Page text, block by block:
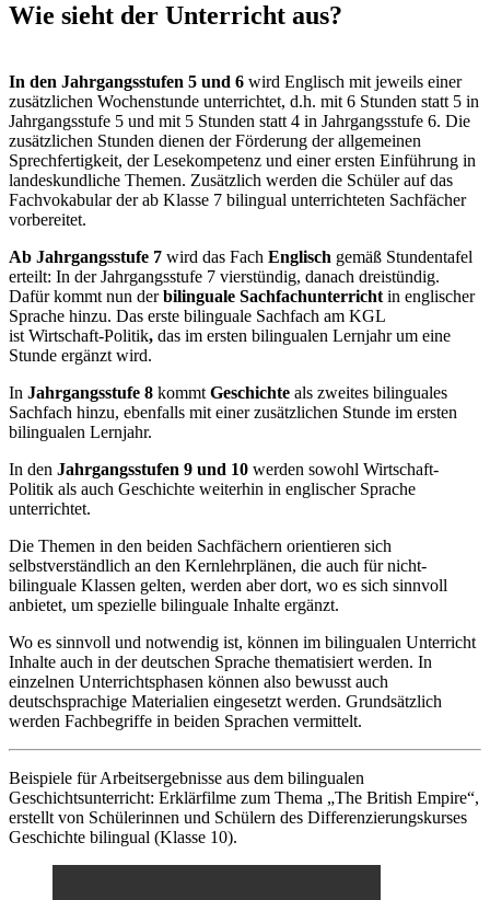
Wie sieht der Unterricht aus?
In den Jahrgangsstufen 5 und 6 wird Englisch mit jeweils einer
zusätzlichen Wochenstunde unter­richtet, d.h. mit 6 Stunden statt 5 in
Jahrgangsstufe 5 und mit 5 Stunden statt 4 in Jahrgangsstufe 6. Die
zu­sätz­li­chen Stunden dienen der Förderung der allgemeinen
Sprechfertigkeit, der Lesekompetenz und einer ersten Einführung in
landeskundliche Themen. Zusätzlich werden die Schüler auf das
Fachvokabular der ab Klasse 7 bilingual unterrichteten Sachfächer
vorbereitet.
Ab Jahrgangsstufe 7 wird das Fach Englisch gemäß Stundentafel
erteilt: In der Jahrgangsstufe 7 vierstündig, danach drei­stündig.
Dafür kommt nun derbilinguale Sachfachunterricht in englischer
Sprache hinzu. Das erste bilinguale Sachfach am KGL
ist Wirtschaft-Politik, das im ersten bilingualen Lernjahr um eine
Stunde ergänzt wird.
In Jahrgangsstufe 8 kommt Geschichte als zweites bilinguales
Sachfach hinzu, ebenfalls mit einer zusätzlichen Stunde im ersten
bilingualen Lernjahr.
In den Jahrgangsstufen 9 und 10 werden sowohl Wirtschaft-
Politik als auch Geschichte weiterhin in englischer Sprache
unterrichtet.
Die Themen in den beiden Sachfächern orientieren sich
selbstverständlich an den Kernlehrplänen, die auch für nicht-
bilinguale Klassen gelten, werden aber dort, wo es sich sinnvoll
anbietet, um spezielle bilinguale Inhalte ergänzt.
Wo es sinnvoll und notwendig ist, können im bilingualen Unterricht
Inhalte auch in der deutschen Sprache thematisiert werden. In
einzelnen Unterrichtsphasen können also bewusst auch
deutschsprachige Materialien eingesetzt werden. Grundsätzlich
werden Fachbegriffe in beiden Sprachen vermittelt.
Beispiele für Arbeitsergebnisse aus dem bilingualen
Geschichtsunterricht: Erklärfilme zum Thema „The British Empire“,
erstellt von Schülerinnen und Schülern des Differenzierungskurses
Geschichte bilingual (Klasse 10).